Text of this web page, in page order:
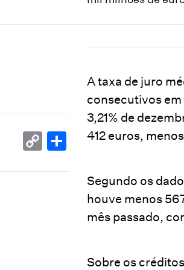
CopyShare
A taxa de juro
consecutivos em
3,21% de
412 euros,
Segundo os
houve menos
mês passado,
Sobre os